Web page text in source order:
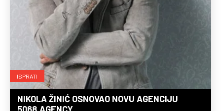
ISPRATI
NIKOLA ŽINIĆ OSNOVAO NOVU AGENCIJU